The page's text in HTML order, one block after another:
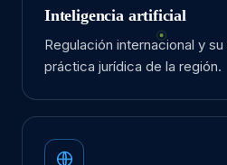
Inteligencia artificial
Regulación internacional y
práctica jurídica de la región.